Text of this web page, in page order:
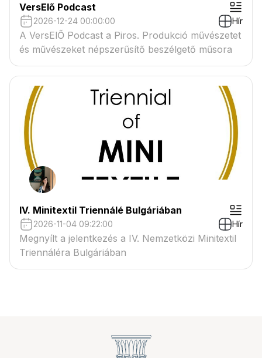
VersElő Podcast
2026-12-24 00:00:00 Hír
A VersElŐ Podcast a Piros. Produkció művészetet
és művészeket népszerűsítő beszélgető műsora
IV. Minitextil Triennálé Bulgáriában
2026-11-04 09:22:00 Hír
Megnyílt a jelentkezés a IV. Nemzetközi Minitextil
Triennáléra Bulgáriában